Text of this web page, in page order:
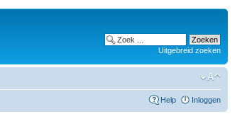
Uitgebreid zoeken
Help Inloggen